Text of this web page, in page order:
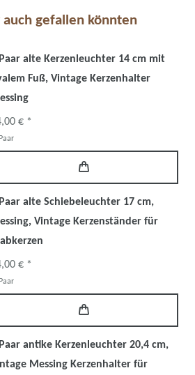
auch gefallen könnten
alte Kerzenleuchter 14 cm mit
Fuß, Vintage Kerzenhalter
€ *
Paar
alte Schiebeleuchter 17 cm,
Vintage Kerzenständer für
€ *
Paar
antike Kerzenleuchter 20,4 cm,
Messing Kerzenhalter für